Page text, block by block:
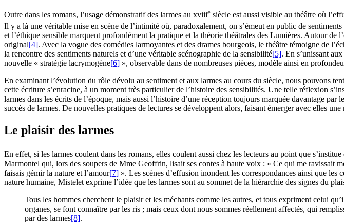
Outre dans les romans, l’usage démonstratif des larmes au xviiie siècle est aussi visible au théâtre où
Il y a là une véritable mise en scène de l’intimité où, paradoxalement, on s’émeut en public de
et l’éthique sensible marquent profondément la pratique et la théorie théâtrales des Lumières. Autour
original[4]. Avec la vogue des comédies larmoyantes et des drames bourgeois, le théâtre témoigne de
la rencontre des sentiments naturels et d’une véritable scénographie de la sensibilité[5]. En s’unissant
nouvelle « stratégie lacrymogène[6] », observable dans de nombreuses pièces, modèle ainsi en
En examinant l’évolution du rôle dévolu au sentiment et aux larmes au cours du siècle, nous pouvons
cette écriture s’enracine, à un moment très particulier de l’histoire des sensibilités. Une telle réflexion
larmes dans les écrits de l’époque, mais aussi l’histoire d’une réception toujours marquée davantage
succès de larmes. De nouvelles pratiques de lectures se développent alors, faisant émerger avec elles
Le plaisir des larmes
En effet, si les larmes coulent dans les romans, elles coulent aussi chez les lecteurs au point que
Marmontel qui, lors des soupers de Mme Geoffrin, lisait ses contes à haute voix : « Ce qui me ravissait
faisais gémir la nature et l’amour[7] ». Les scènes d’effusion inondent les correspondances ainsi que les
nature humaine, Mistelet exprime l’idée que les larmes sont au sommet de la hiérarchie des signes du
Tous les hommes cherchent le plaisir et les méchants comme les autres, et tous expriment celui
organes, se font connaître par les ris ; mais ceux dont nous sommes réellement affectés, qui
par des larmes[8].